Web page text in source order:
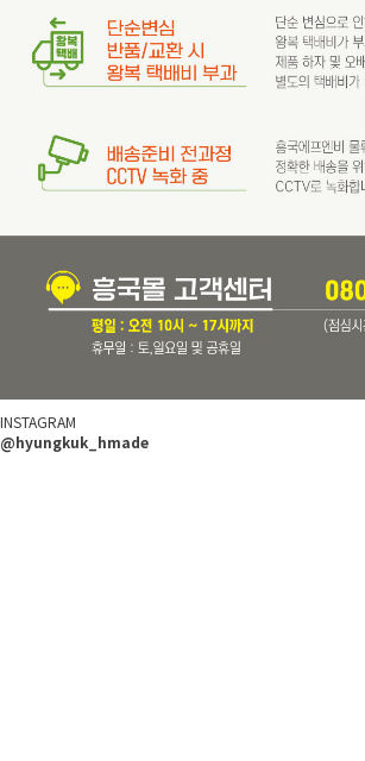
INSTAGRAM
@hyungkuk_hmade